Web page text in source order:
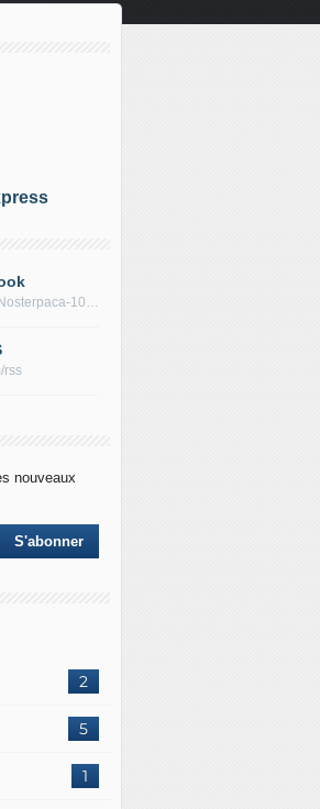
//facebook.com/La-voix-de-Nosterpaca-106434384284735
rss
nouveaux
2
5
1